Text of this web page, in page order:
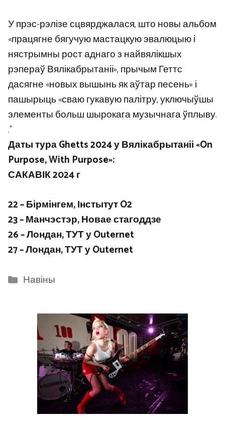
У прэс-рэлізе сцвярджалася, што новы альбом
«працягне бягучую мастацкую эвалюцыю і
нястрымны рост аднаго з найвялікшых
рэпераў Вялікабрытаніі», прычым Геттс
дасягне «новых вышынь як аўтар песень» і
пашырыць «сваю гукавую палітру, уключыўшы
элементы больш шырокага музычнага ўплыву.
.”
Даты тура Ghetts 2024 у Вялікабрытаніі «On
Purpose, With Purpose»:
САКАВІК 2024 г
22 – Бірмінгем, Інстытут O2
23 – Манчэстэр, Новае стагоддзе
26 – Лондан, ТУТ у Outernet
27 – Лондан, ТУТ у Outernet
Categories
Навіны